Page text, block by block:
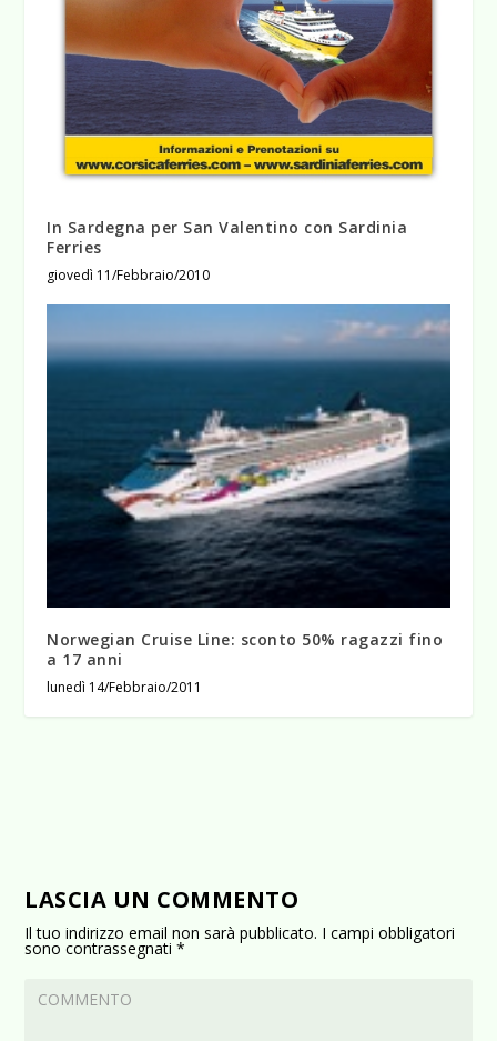
In Sardegna per San Valentino con Sardinia
Ferries
giovedì 11/Febbraio/2010
Norwegian Cruise Line: sconto 50% ragazzi fino
a 17 anni
lunedì 14/Febbraio/2011
LASCIA UN COMMENTO
Il tuo indirizzo email non sarà pubblicato. I campi obbligatori
sono contrassegnati*